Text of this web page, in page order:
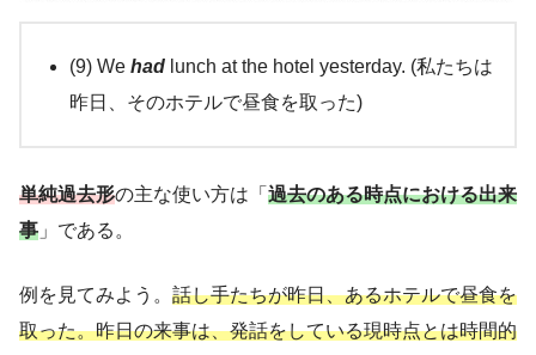
(9) We had lunch at the hotel yesterday. (私たちは
昨日、そのホテルで昼食を取った)
単純過去形の主な使い方は「 過去のある時点における出来
事 」である。
例を見てみよう。 話し手たちが昨日、あるホテルで昼食を
取った。昨日の来事は、発話をしている現時点とは時間的